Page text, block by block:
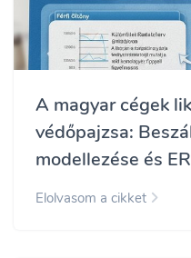
A magyar cégek
védőpajzsa:
modellezése és
Elolvasom a cikket